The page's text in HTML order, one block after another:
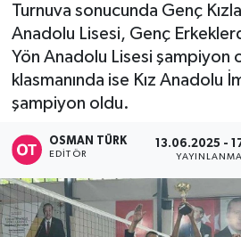
Turnuva sonucunda Genç
Anadolu Lisesi, Genç
Yön Anadolu Lisesi şampiyon
klasmanında ise Kız Anadolu
şampiyon oldu.
OSMAN TÜRK
EDITÖR
13.06.2025 -
YAYINLANMA